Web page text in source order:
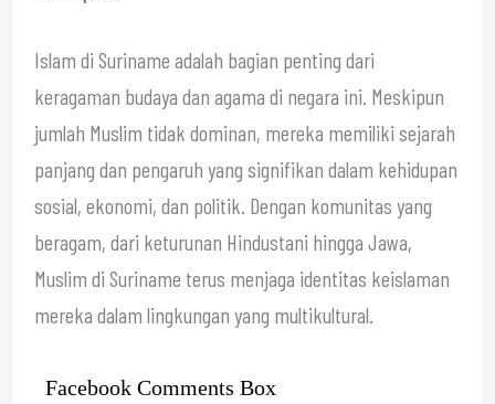
Islam di Suriname adalah bagian penting dari
keragaman budaya dan agama di negara ini. Meskipun
jumlah Muslim tidak dominan, mereka memiliki sejarah
panjang dan pengaruh yang signifikan dalam kehidupan
sosial, ekonomi, dan politik. Dengan komunitas yang
beragam, dari keturunan Hindustani hingga Jawa,
Muslim di Suriname terus menjaga identitas keislaman
mereka dalam lingkungan yang multikultural.
Facebook Comments Box